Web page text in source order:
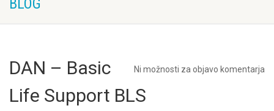
BLOG
Ni možnosti za objavo komentarja
DAN – Basic
Life Support BLS